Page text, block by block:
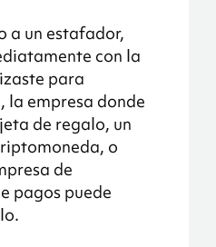
a un estafador,
con la
para
la empresa donde
de regalo, un
o
de
pagos puede